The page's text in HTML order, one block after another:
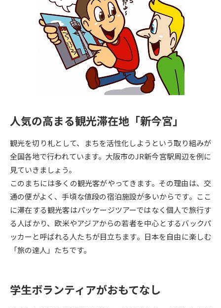
専門学校の資料請求 大学院の資料請求
留学・進学関連、塾・予備校
大学入学共通テスト「受験案
内」の請求
大学入学共通テスト「受験上の
高等学校卒業程度認定試験
高等学校（情報）教員資格認定
大学で学べる内容や特徴を調べる
新増設大学・学部・学科特集
国際・グローバルに強い大学特
集
デジタルパンフレット 進路の３択
人気の高まる観光滞在地「新今宮」
観光を切り札として、まちを活性化しようという取り組みが
全国各地で行われています。大阪市のJR新今宮駅周辺を例に
見ていきましょう。
このまちには多くの観光客がやってきます。その理由は、交
通の便がよく、手頃な値段の宿泊施設が多いからです。ここ
に滞在する観光客はパッケージツアーではなく個人で旅行す
る人ばかり、欧米やアジアからの若者を中心とするバックパ
ッカーと呼ばれる人たちが目立ちます。日本を自由に楽しむ
「旅の達人」たちです。
学生ボランティアがおもてなし